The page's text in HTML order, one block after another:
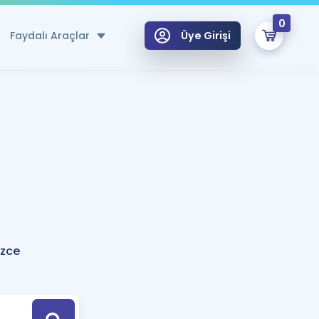
Faydalı Araçlar
Hesaplama Aracı
için Öneriler
Tek Takvimde
Üye Girişi
0